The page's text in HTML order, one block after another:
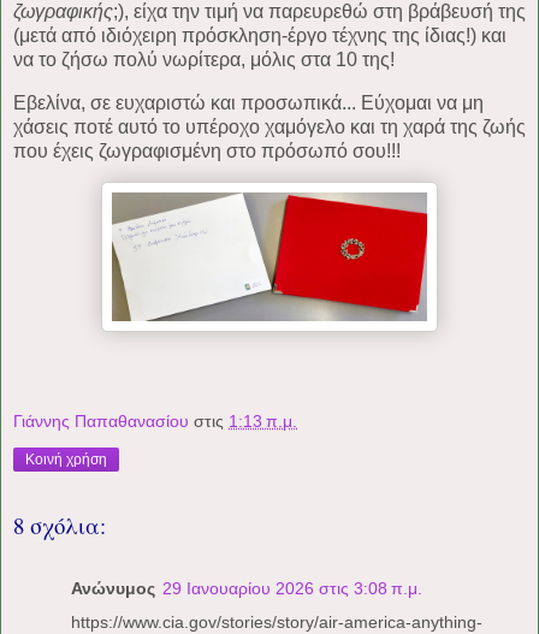
ζωγραφικής;), είχα την τιμή να παρευρεθώ στη βράβευσή της
(μετά από ιδιόχειρη πρόσκληση-έργο τέχνης της ίδιας!) και
να το ζήσω πολύ νωρίτερα, μόλις στα 10 της!
Εβελίνα, σε ευχαριστώ και προσωπικά... Εύχομαι να μη
χάσεις ποτέ αυτό το υπέροχο χαμόγελο και τη χαρά της ζωής
που έχεις ζωγραφισμένη στο πρόσωπό σου!!!
Γιάννης Παπαθανασίου στις 1:13 π.μ.
Κοινή χρήση
8 σχόλια:
Ανώνυμος 29 Ιανουαρίου 2026 στις 3:08 π.μ.
https://www.cia.gov/stories/story/air-america-anything-